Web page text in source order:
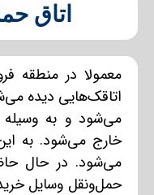
اتاق
معمولا در منطقه
اتاقک‌هایی دیده
می‌شود و به وسیله
خارج می‌شود. به
می‌شود. در حال
حمل‌ونقل وسایل